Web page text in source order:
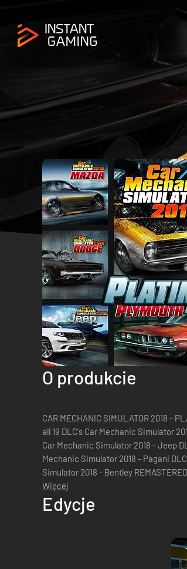
O produkcie
CAR MECHANIC SIMULATOR 2018 -
all 19 DLC's Car Mechanic Simulator 2018 - Mazda DLC Car Mechanic Simulator 2018 - Dodge DLC
Car Mechanic Simulator 2018 - Jeep
Mechanic Simulator 2018 - Pagani
Simulator 2018 - Bentley
Mechanic Simulator 2018 - Porsche
Więcej
Edycje